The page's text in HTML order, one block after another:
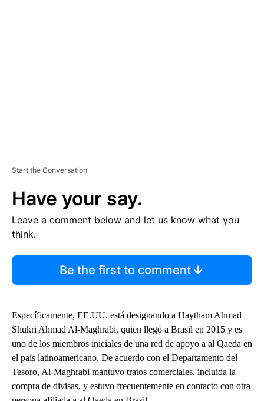
Start the Conversation
Have your say.
Leave a comment below and let us know what you
think.
Be the first to comment
Específicamente, EE.UU. está designando a Haytham Ahmad
Shukri Ahmad Al-Maghrabi, quien llegó a Brasil en 2015 y es
uno de los miembros iniciales de una red de apoyo a al Qaeda en
el país latinoamericano. De acuerdo con el Departamento del
Tesoro, Al-Maghrabi mantuvo tratos comerciales, incluida la
compra de divisas, y estuvo frecuentemente en contacto con otra